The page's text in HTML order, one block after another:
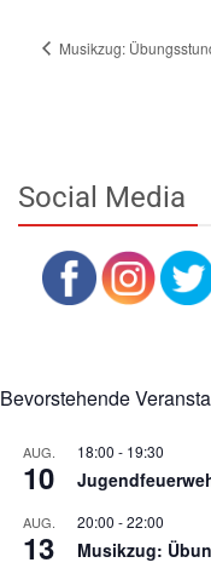
Musikzug:
Social Media
Bevorstehende
AUG.
10
18:00 - 19:30
AUG.
13
20:00 -22:00
Musikzug: